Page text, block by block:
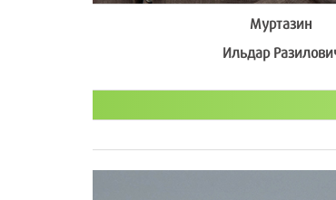
Муртазин
Ильдар